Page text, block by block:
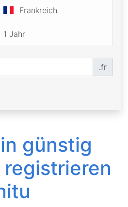
Frankreich
1 Jahr
.fr
günstig
registrieren